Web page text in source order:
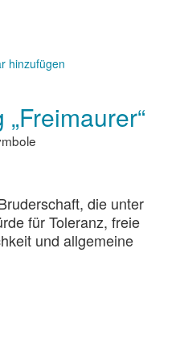
hinzufügen
die unter
für Toleranz, freie
und allgemeine